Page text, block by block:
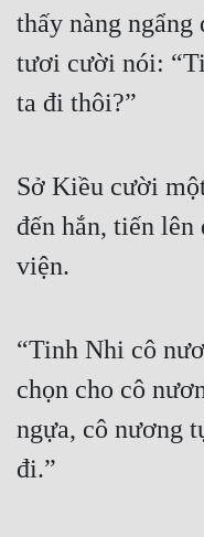
thấy nàng
tươi cười nói:
ta đi thôi?”
Sở Kiều cười
đến hắn, tiến
viện.
“Tinh Nhi cô
chọn cho cô
ngựa, cô nương
đi.”